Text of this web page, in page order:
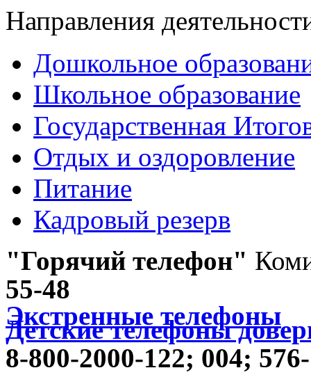
Направления
Дошкольное
Школьное образование
Государственная
Отдых и оздоровление
Питание
Кадровый резерв
"Горячий телефон"
55-48
Экстренные телефоны
Детские телефоны
8-800-2000-122; 004;